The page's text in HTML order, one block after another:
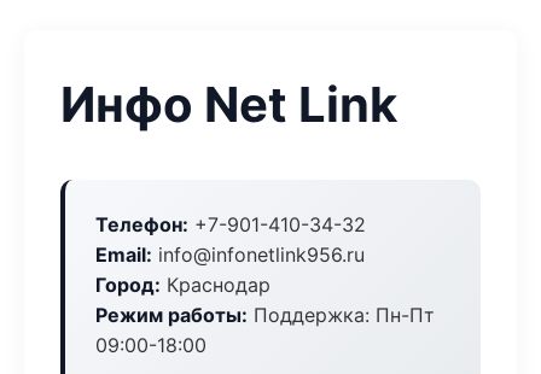
Инфо Net Link
Телефон: +7-901-410-34-32
Email: info@infonetlink956.ru
Город: Краснодар
Режим работы: Поддержка: Пн-Пт
09:00-18:00